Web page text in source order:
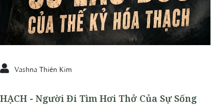
Vashna Thiên Kim
- Người Đi Tìm Hơi Thở Của Sự Sống